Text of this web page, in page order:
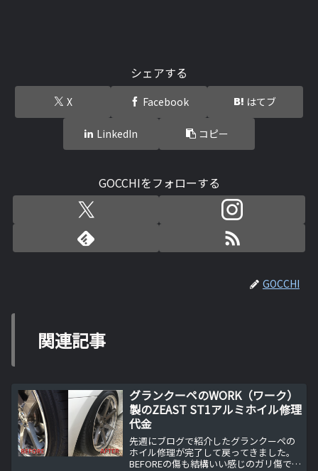
シェアする
X Facebook はてブ
LinkedIn コピー
GOCCHIをフォローする
GOCCHI
関連記事
グランクーペのWORK（ワーク）
製のZEAST ST1アルミホイル修理
代金
先週にブログで紹介したグランクーペの
ホイル修理が完了して戻ってきました。
BEFOREの傷も結構いい感じのガリ傷です